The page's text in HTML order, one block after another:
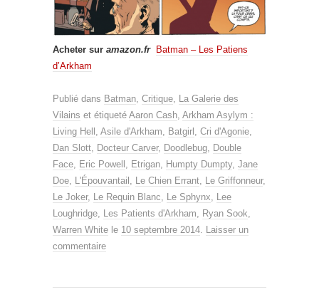
Acheter sur amazon.fr
Batman – Les Patiens
d’Arkham
Publié dans Batman, Critique, La Galerie des
Vilains et étiqueté Aaron Cash, Arkham Asylym :
Living Hell , Asile d'Arkham, Batgirl , Cri d'Agonie,
Dan Slott, Docteur Carver, Doodlebug, Double
Face, Eric Powell , Etrigan, Humpty Dumpty, Jane
Doe, L'Épouvantail , Le Chien Errant, Le Griffonneur,
Le Joker, Le Requin Blanc, Le Sphynx, Lee
Loughridge, Les Patients d'Arkham, Ryan Sook,
Warren White le 10 septembre 2014. Laisser un
commentaire